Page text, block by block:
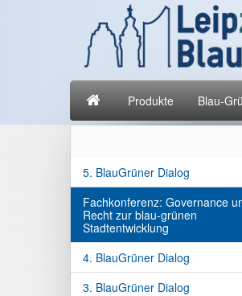
Produkte Blau-
5. BlauGrüner Dialog
Fachkonferenz: Governance
Recht zur blau-grünen
Stadtentwicklung
4. BlauGrüner Dialog
3. BlauGrüner Dialog